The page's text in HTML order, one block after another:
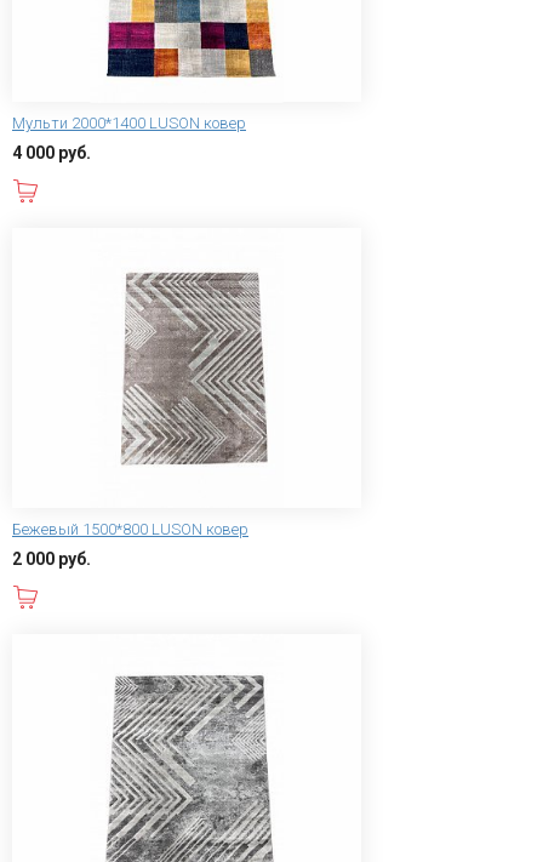
Мульти 2000*1400 LUSON ковер
4 000 руб.
Бежевый 1500*800 LUSON ковер
2 000 руб.